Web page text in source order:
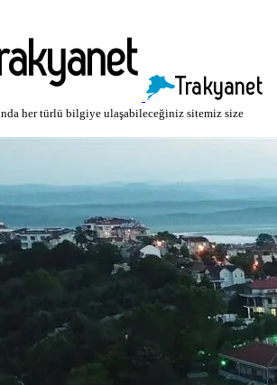
her türlü bilgiye ulaşabileceğiniz sitemiz size